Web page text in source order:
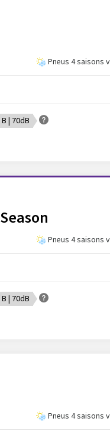
Pneus 4 saisons
B | 70dB
Pneus 4 saisons
B | 70dB
Pneus 4 saisons